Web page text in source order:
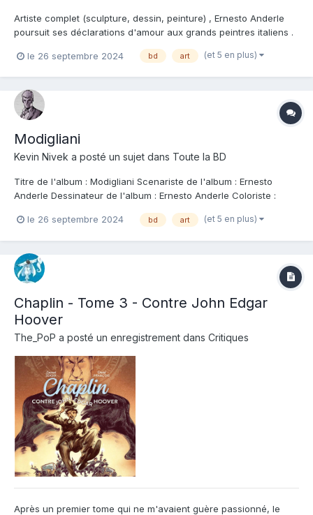
Artiste complet (sculpture, dessin, peinture) , Ernesto Anderle
poursuit ses déclarations d'amour aux grands peintres italiens .
l'exercice avec Modigliani pour la rentrée littéraire de l'éditeur
le 26 septembre 2024 bd art (et 5 en plus)
Modigliani
Kevin Nivek a posté un sujet dans Toute la BD
Titre de l'album : Modigliani Scenariste de l'album : Ernesto
Anderle Dessinateur de l'album : Ernesto Anderle Coloriste :
l'album : Jeanne, fille unique d'Amedeo Modigliani, cherche à
le 26 septembre 2024 bd art (et 5 en plus)
Chaplin - Tome 3 - Contre John Edgar
Hoover
The_PoP a posté un enregistrement dans Critiques
Après un premier tome qui ne m'avaient guère passionné, le